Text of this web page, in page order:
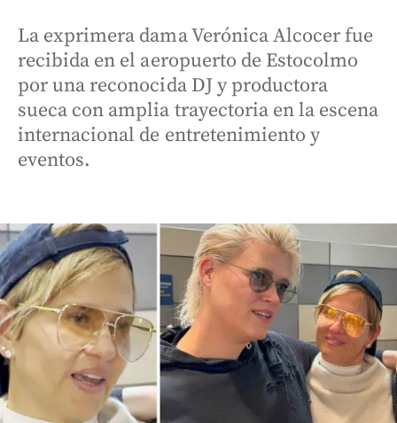
La exprimera dama Verónica Alcocer fue
recibida en el aeropuerto de Estocolmo
por una reconocida DJ y productora
sueca con amplia trayectoria en la escena
internacional de entretenimiento y
eventos.